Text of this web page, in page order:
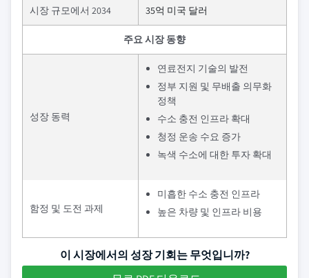
시장 규모에서 2034 35억 미국 달러
주요 시장 동향
성장 동력
연료전지 기술의 발전
정부 지원 및 무배출 의무화
정책
수소 충전 인프라 확대
청정 운송 수요 증가
녹색 수소에 대한 투자 확대
함정 및 도전 과제
미흡한 수소 충전 인프라
높은 차량 및 인프라 비용
이 시장에서의 성장 기회는 무엇입니까?